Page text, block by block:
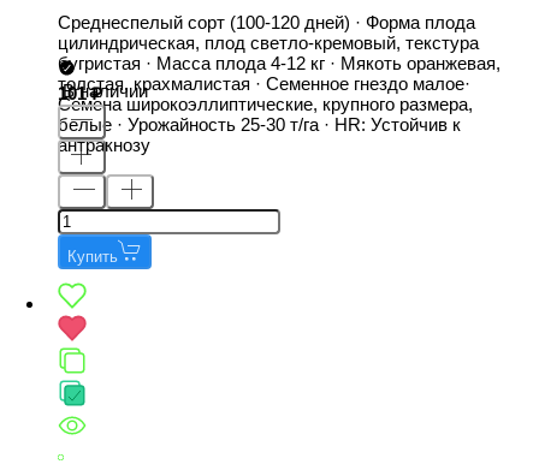
Среднеспелый сорт (100-120 дней) · Форма плода
цилиндрическая, плод светло-кремовый, текстура
бугристая · Масса плода 4-12 кг · Мякоть оранжевая,
толстая, крахмалистая · Семенное гнездо малое·
Семена широкоэллиптические, крупного размера,
белые · Урожайность 25-30 т/га · НR: Устойчив к
антракнозу
В наличии
101
Купить